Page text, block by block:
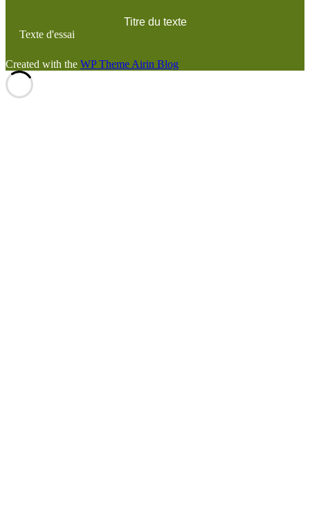
Titre du texte
Texte d'essai
Created with the WP Theme Airin Blog